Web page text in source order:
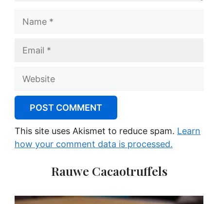
Name
Email
Website
This site uses Akismet to reduce spam. Learn
how your comment data is processed.
Rauwe Cacaotruffels